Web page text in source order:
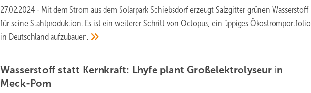
27.02.2024 - Mit dem Strom aus dem Solarpark Schiebsdorf erzeugt Salzgitter grünen Wasserstoff
für seine Stahlproduktion. Es ist ein weiterer Schritt von Octopus, ein üppiges Ökostromportfolio
in Deutschlandaufzubauen.
Wasserstoff statt Kernkraft: Lhyfe plant Großelektrolyseur in
Meck-Pom